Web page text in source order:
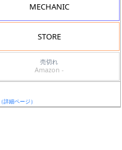
MECHANIC
STORE
売切れ
Amazon -
（詳細ページ）